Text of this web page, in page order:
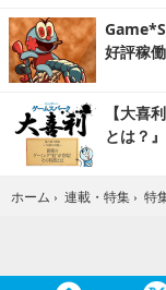
好評稼
【大喜
とは？
ホーム › 連載・特集 › 特